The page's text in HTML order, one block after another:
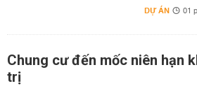
DỰ ÁN 01
Chung cư đến mốc niên hạn
trị